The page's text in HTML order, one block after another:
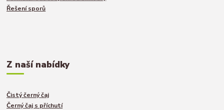
Řešení sporů
Z naší nabídky
Čistý černý čaj
Černý čaj s příchutí